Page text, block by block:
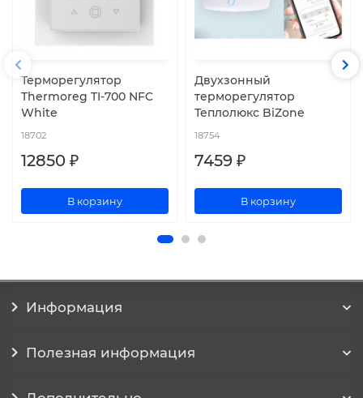
Терморегулятор
Thermoreg TI-700 NFC
White
18702
12850 ₽
В корзину
Двухзонный
терморегулятор
Теплолюкс BiZone
18754
7459 ₽
В корзину
Информация
Полезная информация